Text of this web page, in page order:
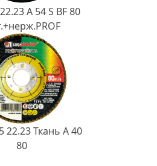
A 54 S BF 80
22.23 Ткань A 40
80